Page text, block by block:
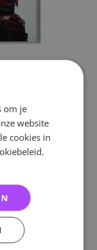
om je
website
cookies in